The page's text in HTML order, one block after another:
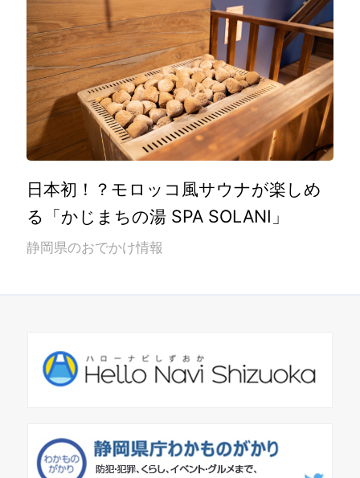
日本初！？モロッコ風サウナが楽しめ
る「かじまちの湯 SPA SOLANI」
静岡県のおでかけ情報